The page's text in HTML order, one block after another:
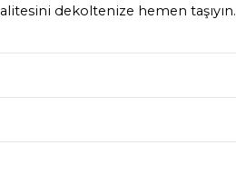
dekoltenize hemen taşıyın.